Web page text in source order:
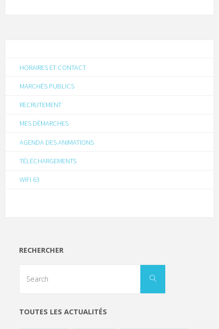
HORAIRES ET CONTACT
MARCHÉS PUBLICS
RECRUTEMENT
MES DÉMARCHES
AGENDA DES ANIMATIONS
TÉLÉCHARGEMENTS
WIFI 63
RECHERCHER
TOUTES LES ACTUALITÉS